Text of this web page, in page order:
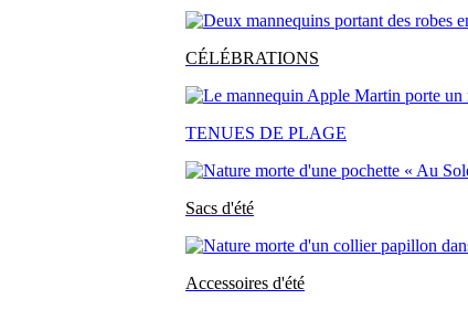
CÉLÉBRATIONS
TENUES DE PLAGE
Sacs d'été
Accessoires d'été